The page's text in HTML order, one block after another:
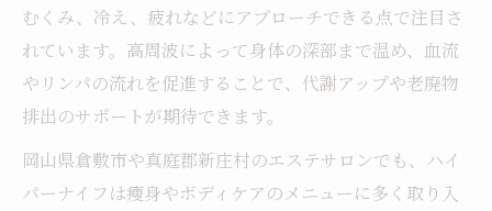
むくみ、冷え、疲れなどにアプローチできる点で注目さ
れています。高周波によって身体の深部まで温め、血流
やリンパの流れを促進することで、代謝アップや老廃物
排出のサポートが期待できます。
岡山県倉敷市や真庭郡新庄村のエステサロンでも、ハイ
パーナイフは痩身やボディケアのメニューに多く取り入